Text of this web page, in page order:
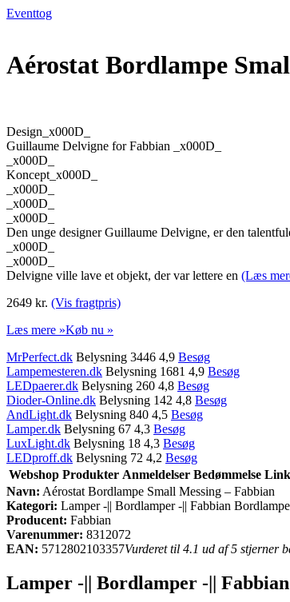
Eventtog
Aérostat Bordlampe
Design_x000D_
Guillaume Delvigne for Fabbian _x000D_
_x000D_
Koncept_x000D_
_x000D_
_x000D_
_x000D_
Den unge designer Guillaume Delvigne, er den
_x000D_
_x000D_
Delvigne ville lave et objekt, der var lettere en (Læs
2649 kr. (Vis fragtpris)
Læs mere »Køb nu »
MrPerfect.dk Belysning 3446 4,9 Besøg
Lampemesteren.dk Belysning 1681 4,9 Besøg
LEDpaerer.dk Belysning 260 4,8 Besøg
Dioder-Online.dk Belysning 142 4,8 Besøg
AndLight.dk Belysning 840 4,5 Besøg
Lamper.dk Belysning 67 4,3 Besøg
LuxLight.dk Belysning 18 4,3 Besøg
LEDproff.dk Belysning 72 4,2 Besøg
Webshop Produkter Anmeldelser Bedømmelse Link
Navn: Aérostat Bordlampe Small Messing – Fabbian
Kategori: Lamper -|| Bordlamper -|| Fabbian
Producent: Fabbian
Varenummer: 8312072
EAN: 5712802103357Vurderet til 4.1 ud af 5 stjerner
Lamper -|| Bordlamper -||